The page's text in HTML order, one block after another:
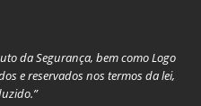
da Segurança, bem como Logo
e reservados nos termos da lei,